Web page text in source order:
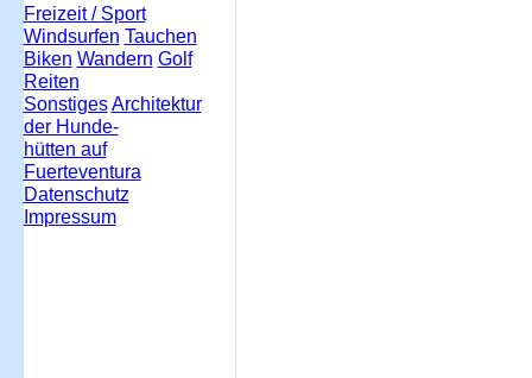
Freizeit / Sport
Windsurfen Tauchen
Biken Wandern Golf
Reiten
Sonstiges Architektur
der Hunde-
hütten auf
Fuerteventura
Datenschutz
Impressum